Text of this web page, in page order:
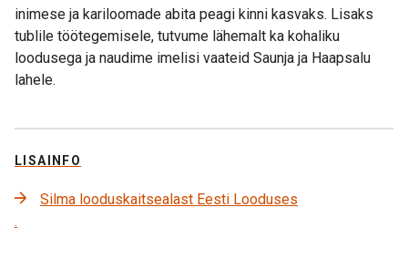
inimese ja kariloomade abita peagi kinni kasvaks. Lisaks
tublile töötegemisele, tutvume lähemalt ka kohaliku
loodusega ja naudime imelisi vaateid Saunja ja Haapsalu
lahele.
LISAINFO
Silma looduskaitsealast Eesti Looduses
.